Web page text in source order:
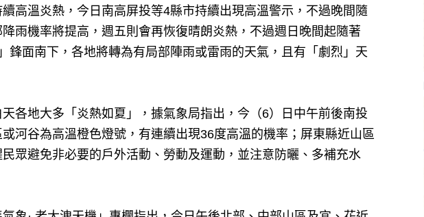
高溫炎熱，今日南高屏投等4縣市持續出現高溫警示，不過晚間隨
雨機率將提高，週五則會再恢復晴朗炎熱，不過週日晚間起隨著
鋒面南下，各地將轉為有局部陣雨或雷雨的天氣，且有「劇烈」天
各地大多「炎熱如夏」，據氣象局指出，今（6）日中午前後南投
河谷為高溫橙色燈號，有連續出現36度高溫的機率；屏東縣近山區
眾避免非必要的戶外活動、勞動及運動，並注意防曬、多補充水